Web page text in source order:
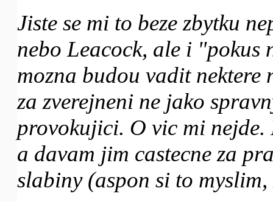
Jiste se mi to beze zbytku
nebo Leacock, ale i "pokus
mozna budou vadit
za zverejneni ne jako
provokujici. O vic mi
a davam jim castecne za
slabiny (aspon si to